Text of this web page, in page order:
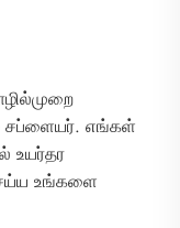
சப்ளையர். எங்கள்
உயர்தர
உங்களை